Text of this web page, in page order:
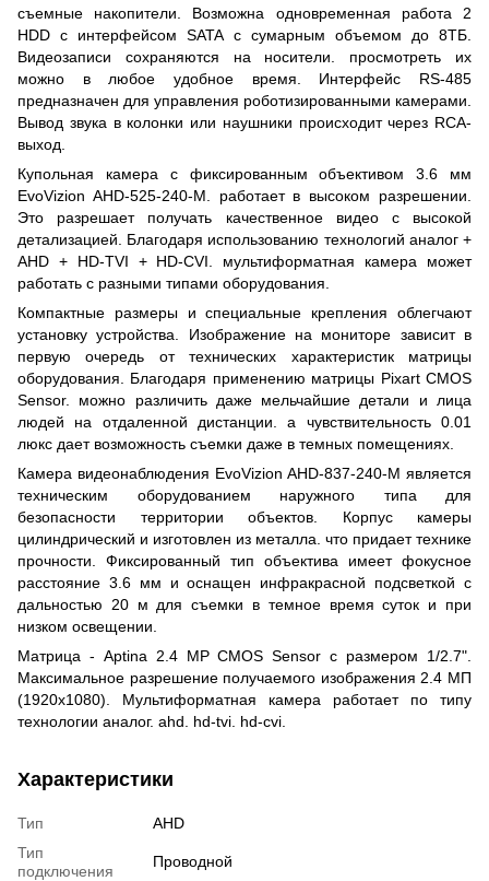
съемные накопители. Возможна одновременная работа 2
HDD с интерфейсом SATA с сумарным объемом до 8ТБ.
Видеозаписи сохраняются на носители. просмотреть их
можно в любое удобное время. Интерфейс RS-485
предназначен для управления роботизированными камерами.
Вывод звука в колонки или наушники происходит через RCA-
выход.
Купольная камера с фиксированным объективом 3.6 мм
EvoVizion AHD-525-240-M. работает в высоком разрешении.
Это разрешает получать качественное видео с высокой
детализацией. Благодаря использованию технологий аналог +
AHD + HD-TVI + HD-CVI. мультиформатная камера может
работать с разными типами оборудования.
Компактные размеры и специальные крепления облегчают
установку устройства. Изображение на мониторе зависит в
первую очередь от технических характеристик матрицы
оборудования. Благодаря применению матрицы Pixart CMOS
Sensor. можно различить даже мельчайшие детали и лица
людей на отдаленной дистанции. а чувствительность 0.01
люкс дает возможность съемки даже в темных помещениях.
Камера видеонаблюдения EvoVizion AHD-837-240-M является
техническим оборудованием наружного типа для
безопасности территории объектов. Корпус камеры
цилиндрический и изготовлен из металла. что придает технике
прочности. Фиксированный тип объектива имеет фокусное
расстояние 3.6 мм и оснащен инфракрасной подсветкой с
дальностью 20 м для съемки в темное время суток и при
низком освещении.
Матрица - Aptina 2.4 MP CMOS Sensor с размером 1/2.7".
Максимальное разрешение получаемого изображения 2.4 МП
(1920х1080). Мультиформатная камера работает по типу
технологии аналог. ahd. hd-tvi. hd-cvi.
Характеристики
Тип
AHD
Тип
подключения
Проводной